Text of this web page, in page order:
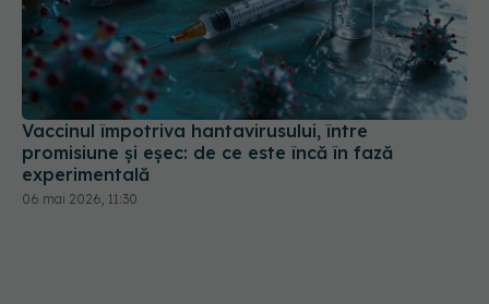
Vaccinul împotriva hantavirusului, între
promisiune și eșec: de ce este încă în fază
experimentală
06 mai 2026, 11:30